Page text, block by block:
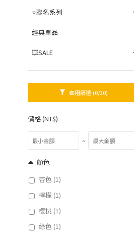
⭐聯名系列
經典單品
💥SALE
套用篩選 (0/20)
價格 (NT$)
~
顏色
杏色 (1)
檸檬 (1)
櫻桃 (1)
綠色 (1)